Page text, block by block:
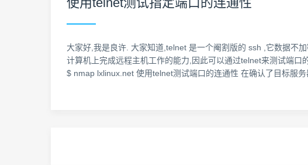
大家好,我是良许. 大家知道,telnet 是一个阉割版的 ssh ,它数据不
计算机上完成远程主机工作的能力,因此可以通过telnet来测试端
$ nmap lxlinux.net 使用telnet测试端口的连通性 在确认了目标服